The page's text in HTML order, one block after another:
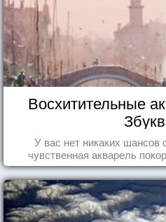
Восхитительные
У вас нет никаких шансов
чувственная акварель